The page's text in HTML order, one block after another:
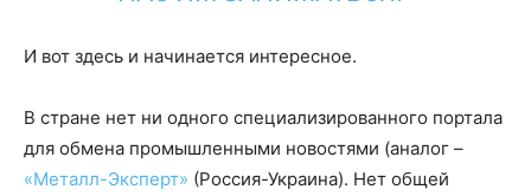
И вот здесь и начинается интересное.
В стране нет ни одного специализированного портала
для обмена промышленными новостями (аналог –
«Металл-Эксперт» (Россия-Украина). Нет общей